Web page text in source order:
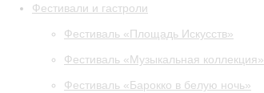
Фестивали и гастроли
Фестиваль «Площадь Искусств»
Фестиваль «Музыкальная коллекция»
Фестиваль «Барокко в белую ночь»